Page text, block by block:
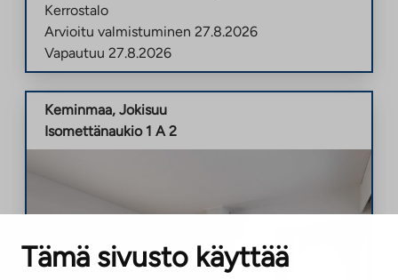
Tämä sivusto käyttää
Kerrostalo
Arvioitu valmistuminen 27.8.2026
Vapautuu 27.8.2026
Keminmaa, Jokisuu
Isomettänaukio 1 A 2